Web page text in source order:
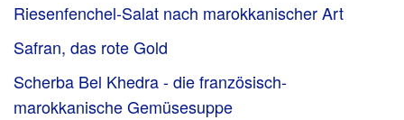
Riesenfenchel-Salat nach marokkanischer Art
Safran, das rote Gold
Scherba Bel Khedra - die französisch-
marokkanische Gemüsesuppe